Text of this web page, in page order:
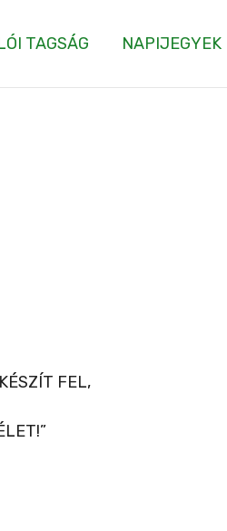
TAGSÁG NAPIJEGYEK
FEL,